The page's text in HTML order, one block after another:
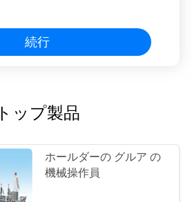
続行
トップ製品
ホールダーの グルア の
機械操作員